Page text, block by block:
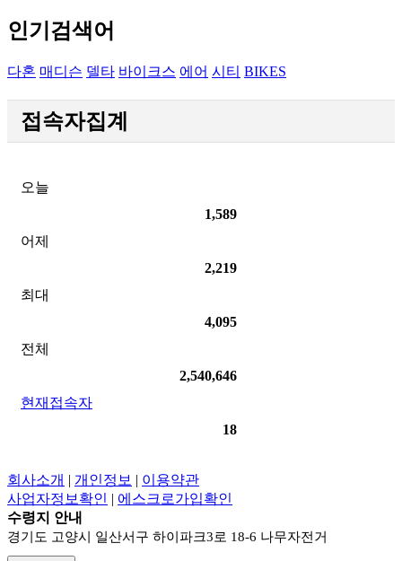
인기검색어
다혼 매디슨 델타 바이크스 에어 시티 BIKES
접속자집계
오늘
1,589
어제
2,219
최대
4,095
전체
2,540,646
현재접속자
18
회사소개 | 개인정보 | 이용약관
사업자정보확인 | 에스크로가입확인
수령지 안내
경기도 고양시 일산서구 하이파크3로 18-6 나무자전거